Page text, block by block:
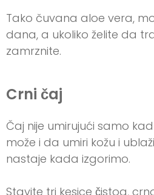
Tako čuvana aloe vera,
dana, a ukoliko želite da
zamrznite.
Crni čaj
Čaj nije umirujući samo
može i da umiri kožu i
nastaje kada izgorimo.
Stavite tri kesice čistog,